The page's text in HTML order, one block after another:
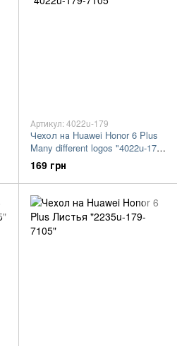
Артикул: 4022u-179
Чехол на Huawei Honor 6 Plus
Many different logos "4022u-179-
7105"
169 грн